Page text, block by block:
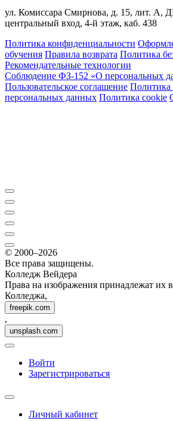
ул. Комиссара Смирнова, д. 15, лит. А,
центральный вход, 4-й этаж, каб. 438
Политика конфиденциальности
обучения Правила возврата Политика
Рекомендательные технологии
Соблюдение ФЗ-152 «О персональ­ных
Пользовательское соглашение Политика
персональных данных Политика cookie
© 2000–2026
Все права защищены.
Колледж Вейдера
Права на изображения принадлежат их
Колледжа,
freepik.com
,
unsplash.com
Войти
Зарегистрироваться
Личный кабинет